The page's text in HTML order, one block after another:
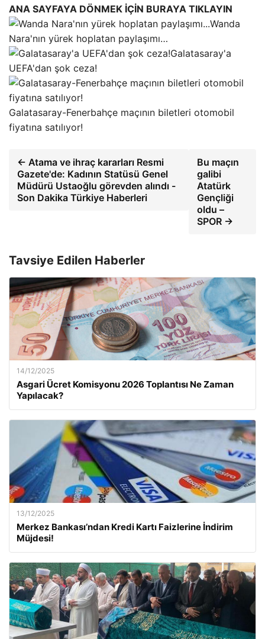
ANA SAYFAYA DÖNMEK İÇİN BURAYA TIKLAYIN
Wanda
Nara'nın yürek hoplatan paylaşımı…
Galatasaray'a
UEFA'dan şok ceza!
Galatasaray-Fenerbahçe maçının biletleri otomobil
fiyatına satılıyor!
← Atama ve ihraç kararları Resmi
Gazete'de: Kadının Statüsü Genel
Müdürü Ustaoğlu görevden alındı ​​-
Son Dakika Türkiye Haberleri
Bu maçın
galibi
Atatürk
Gençliği
oldu –
SPOR →
Tavsiye Edilen Haberler
14/12/2025
Asgari Ücret Komisyonu 2026 Toplantısı Ne Zaman
Yapılacak?
13/12/2025
Merkez Bankası’ndan Kredi Kartı Faizlerine İndirim
Müjdesi!